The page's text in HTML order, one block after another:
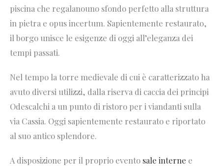
piscina che regalanouno sfondo perfetto alla struttura
in pietra e opus incertum. Sapientemente restaurato,
il borgo unisce le esigenze di oggi all’eleganza dei
tempi passati.
Nel tempo la torre medievale di cui è caratterizzato ha
avuto diversi utilizzi, dalla riserva di caccia dei principi
Odescalchi a un punto di ristoro per i viandanti sulla
via Cassia. Oggi sapientemente restaurato e riportato
al suo antico splendore.
A disposizione per il proprio evento sale interne e